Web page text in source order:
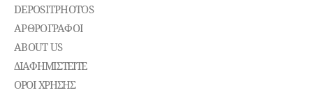
DEPOSITPHOTOS
ΑΡΘΡΟΓΡΑΦΟΙ
ABOUT US
ΔΙΑΦΗΜΙΣΤΕΊΤΕ
ΌΡΟΙ ΧΡΉΣΗΣ